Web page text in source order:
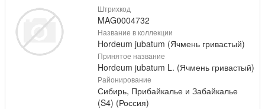
Штрихкод
MAG0004732
Название в коллекции
Hordeum jubatum (Ячмень гривастый)
Принятое название
Hordeum jubatum L. (Ячмень гривастый)
Районирование
Сибирь, Прибайкалье и Забайкалье
(S4) (Россия)